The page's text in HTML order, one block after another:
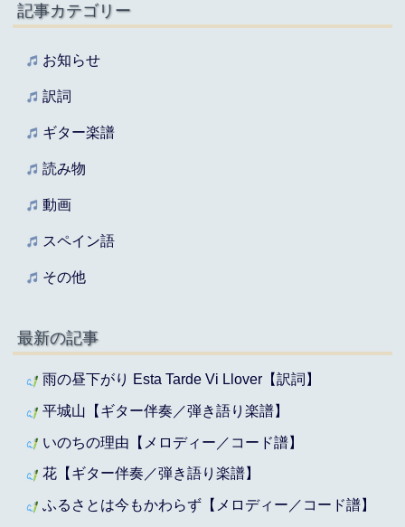
記事カテゴリー
お知らせ
訳詞
ギター楽譜
読み物
動画
スペイン語
その他
最新の記事
雨の昼下がり Esta Tarde Vi Llover【訳詞】
平城山【ギター伴奏／弾き語り楽譜】
いのちの理由【メロディー／コード譜】
花【ギター伴奏／弾き語り楽譜】
ふるさとは今もかわらず【メロディー／コード譜】